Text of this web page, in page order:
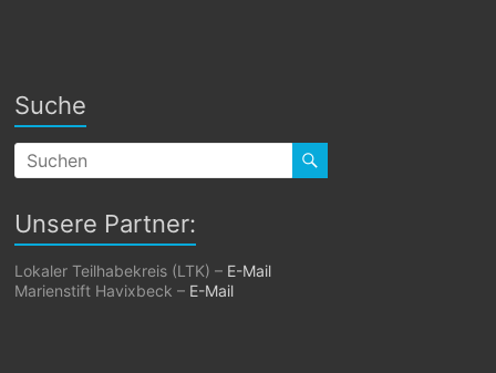
Suche
Unsere Partner:
Lokaler Teilhabekreis (LTK) – E-Mail
Marienstift Havixbeck – E-Mail